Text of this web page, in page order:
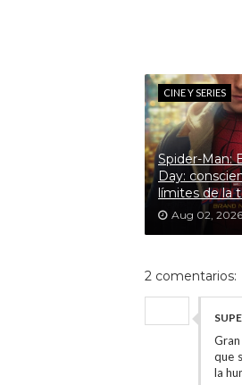
CINE Y SERIES
Spider-Man:
Day:
límites de la
Aug 02, 2026
2 comentarios:
que
la